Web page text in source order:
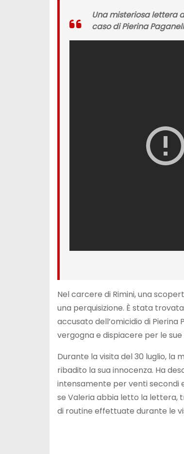
Una misteriosa lettera
caso di Pierina
Nel carcere di Rimini, una
una perquisizione. È stata
accusato dell’omicidio di Pierina
vergogna e dispiacere per le
Durante la visita del 30 luglio, la
ribadito la sua innocenza. Ha
intensamente per venti secondi
se Valeria abbia letto la lettera,
di routine effettuate durante le